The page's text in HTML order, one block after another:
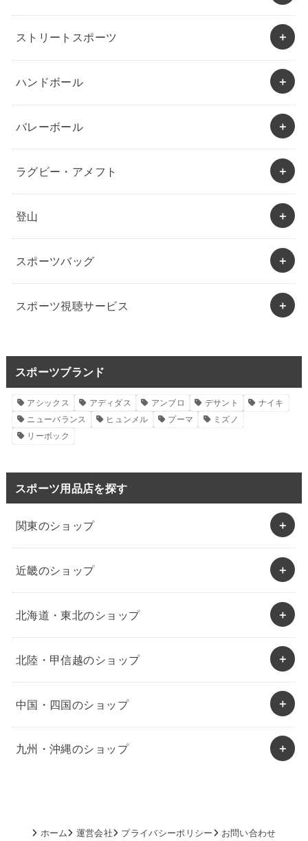
ストリートスポーツ
ハンドボール
バレーボール
ラグビー・アメフト
登山
スポーツバッグ
スポーツ視聴サービス
スポーツブランド
アシックス アディダス アンブロ デサント
ナイキ
ニューバランス
ヒュンメル プーマ
ミズノ
リーボック
スポーツ用品店を探す
関東のショップ
近畿のショップ
北海道・東北のショップ
北陸・甲信越のショップ
中国・四国のショップ
九州・沖縄のショップ
ホーム 運営会社 プライバシーポリシー お問い合わせ